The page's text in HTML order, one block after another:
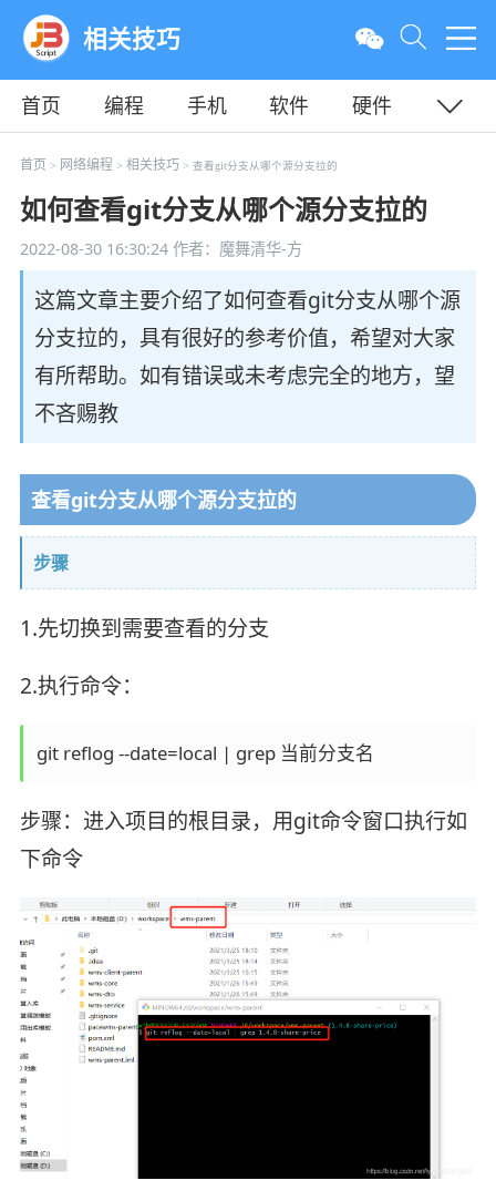
相关技巧
首页 编程 手机 软件
硬件
教程
平面 服务器
首页 > 网络编程 > 相关技巧 > 查看git分支从哪个源分支拉的
如何查看git分支从哪个源分支拉的
2022-08-30 16:30:24作者：魔舞清华-方
这篇文章主要介绍了如何查看git分支从哪个源
分支拉的，具有很好的参考价值，希望对大家
有所帮助。如有错误或未考虑完全的地方，望
不吝赐教
查看git分支从哪个源分支拉的
步骤
1.先切换到需要查看的分支
2.执行命令：
git reflog --date=local | grep 当前分支名
步骤：进入项目的根目录，用git命令窗口执行如
下命令